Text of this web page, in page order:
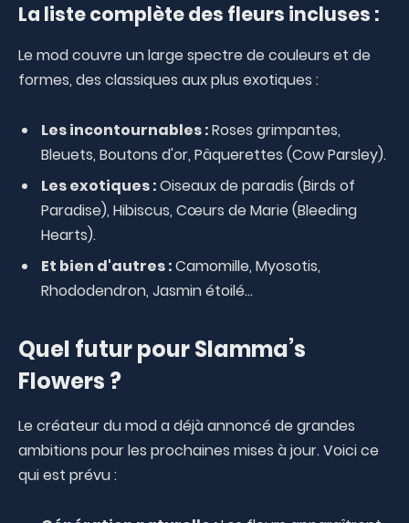
La liste complète des fleurs incluses :
Le mod couvre un large spectre de couleurs et de
formes, des classiques aux plus exotiques :
Les incontournables :Roses grimpantes,
Bleuets, Boutons d'or, Pâquerettes (Cow Parsley).
Les exotiques :Oiseaux de paradis (Birds of
Paradise), Hibiscus, Cœurs de Marie (Bleeding
Hearts).
Et bien d'autres :Camomille, Myosotis,
Rhododendron, Jasmin étoilé...
Quel futur pour Slamma’s
Flowers ?
Le créateur du mod a déjà annoncé de grandes
ambitions pour les prochaines mises à jour. Voici ce
qui est prévu :